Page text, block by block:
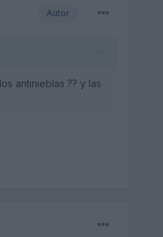
Autor
antinieblas ?? y las